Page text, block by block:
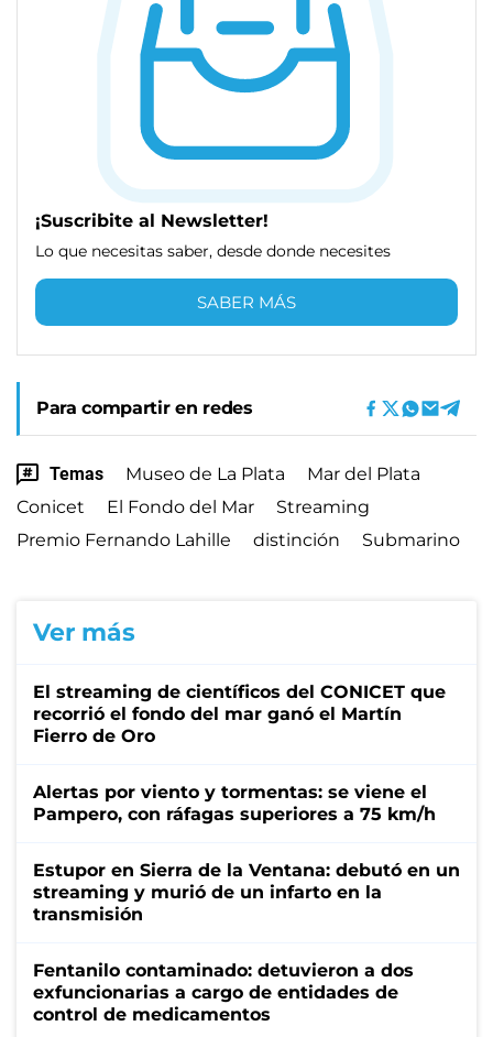
¡Suscribite al Newsletter!
Lo que necesitas saber, desde donde necesites
SABER MÁS
Para compartir en redes
Temas Museo de La Plata
Mar del Plata
Conicet
El Fondo del Mar
Streaming
Premio Fernando Lahille
distinción Submarino
Ver más
El streaming de científicos del CONICET que
recorrió el fondo del mar ganó el Martín
Fierro de Oro
Alertas por viento y tormentas: se viene el
Pampero, con ráfagas superiores a 75 km/h
Estupor en Sierra de la Ventana: debutó en un
streaming y murió de un infarto en la
transmisión
Fentanilo contaminado: detuvieron a dos
exfuncionarias a cargo de entidades de
control de medicamentos